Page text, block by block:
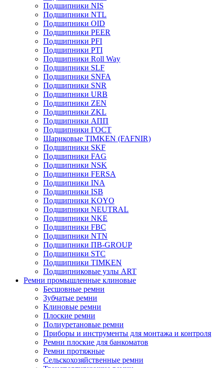
Подшипники NIS
Подшипники NTL
Подшипники OID
Подшипники PEER
Подшипники PFI
Подшипники PTI
Подшипники Roll Way
Подшипники SLF
Подшипники SNFA
Подшипники SNR
Подшипники URB
Подшипники ZEN
Подшипники ZKL
Подшипники АПП
Подшипники ГОСТ
Шариковые ТІMKEN (FAFNIR)
Подшипники SKF
Подшипники FAG
Подшипники NSK
Подшипники FERSA
Подшипники INA
Подшипники ISB
Подшипники KOYO
Подшипники NEUTRAL
Подшипники NKE
Подшипники FBC
Подшипники NTN
Подшипники ПВ-GROUP
Подшипники STC
Подшипники TIMKEN
Подшипниковые узлы ART
Ремни промышленные клиновые
Бесшовные ремни
Зубчатые ремни
Клиновые ремни
Плоские ремни
Полиуретановые ремни
Приборы и инструменты для монтажа и контроля
Ремни плоские для банкоматов
Ремни протяжные
Сельскохозяйственные ремни